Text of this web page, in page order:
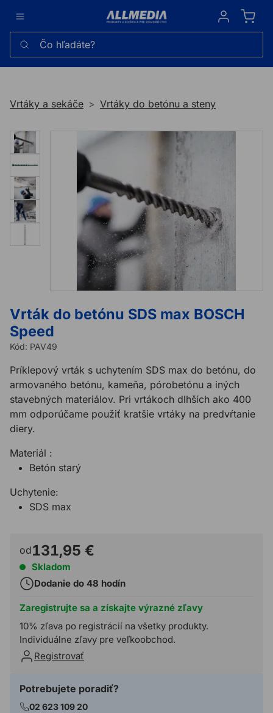
Sign in
Čo hľadáte?
Vrtáky a sekáče Vrtáky do betónu a steny
Vrták do betónu SDS max BOSCH
Speed
Kód: PAV49
Príklepový vrták s uchytením SDS max do betónu, do
armovaného betónu, kameňa, pórobetónu a iných
stavebných materiálov. Pri vrtákoch dlhších ako 400
mm odporúčame použiť kratšie vrtáky na predvŕtanie
diery.
Materiál :
Betón starý
Uchytenie:
SDS max
od131,95 €
Skladom
Dodanie do 48 hodín
Zaregistrujte sa a získajte výrazné zľavy
10% zľava po registrácií na všetky produkty.
Individuálne zľavy pre veľkoobchod.
Registrovať
Potrebujete poradiť?
02 623 109 20